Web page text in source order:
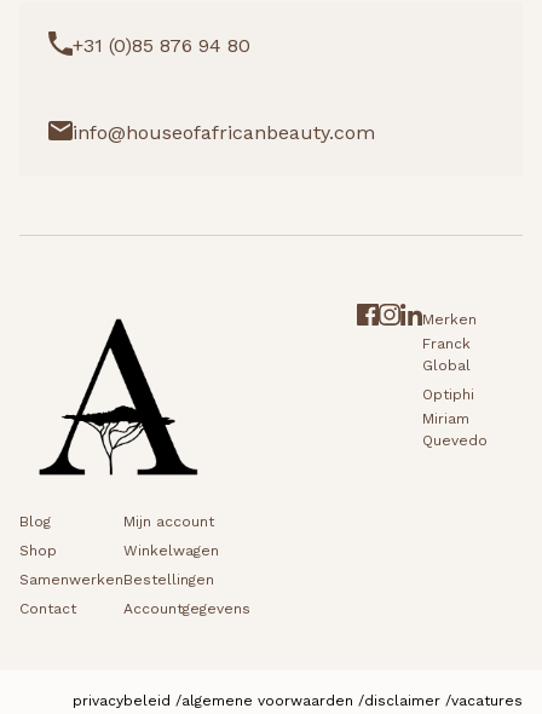
+31 (0)85 876 94 80
info@houseofafricanbeauty.com
Merken
Franck
Global
Optiphi
Miriam
Quevedo
Blog
Shop
Samenwerken
Contact
Mijn account
Winkelwagen
Bestellingen
Accountgegevens
privacybeleid algemene voorwaarden disclaimer vacatures